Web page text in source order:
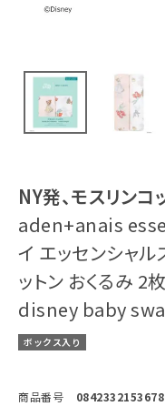
NY発、モスリンコ
aden+anais
イ エッセンシャル
ットン おくるみ 2
disney baby
ボックス入り
商品番号 0842332153678